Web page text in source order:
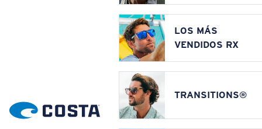
LOS MÁS
VENDIDOS RX
TRANSITIONS®